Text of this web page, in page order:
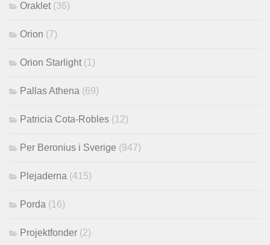
Oraklet (36)
Orion (7)
Orion Starlight (1)
Pallas Athena (69)
Patricia Cota-Robles (12)
Per Beronius i Sverige (947)
Plejaderna (415)
Porda (16)
Projektfonder (2)